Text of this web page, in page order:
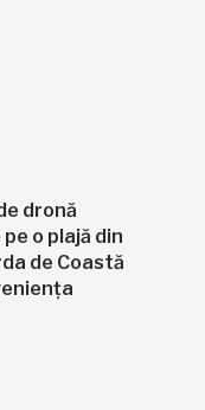
dronă
o plajă din
de Coastă